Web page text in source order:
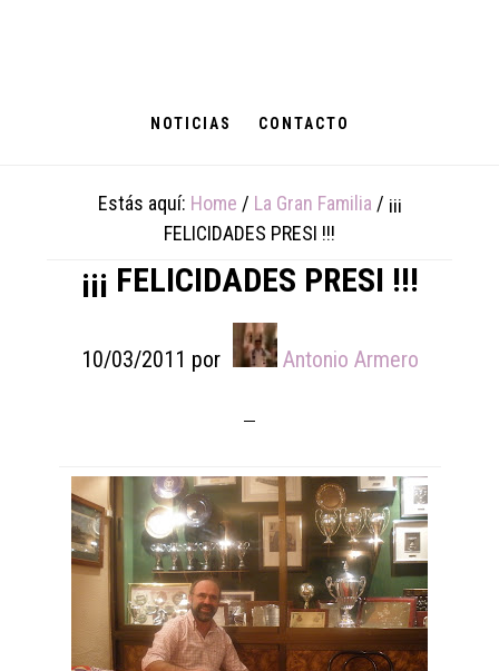
NOTICIAS CONTACTO
Estás aquí: Home / La Gran Familia / ¡¡¡
FELICIDADES PRESI !!!
¡¡¡ FELICIDADES PRESI !!!
10/03/2011 por Antonio Armero